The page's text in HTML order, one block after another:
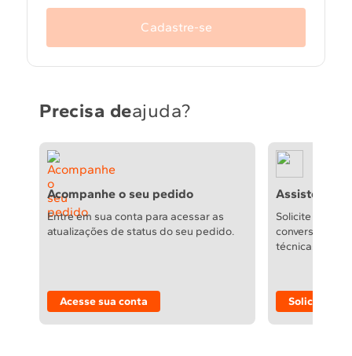
Cadastre-se
Precisa deajuda?
Acompanhe o seu pedido
Entre em sua conta para acessar as
atualizações de status do seu pedido.
Acesse sua conta
Assistência
Solicite
conversão de
técnicas e
Solicitar